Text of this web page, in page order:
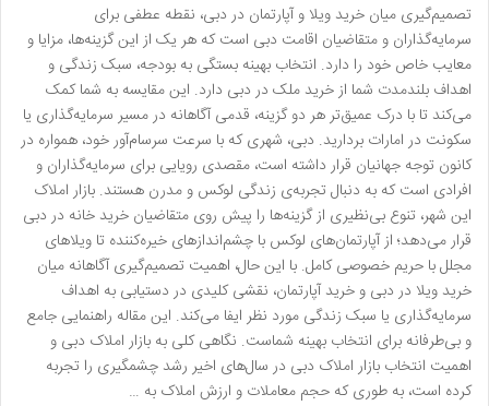
تصمیم‌گیری میان خرید ویلا و آپارتمان در دبی، نقطه عطفی برای
سرمایه‌گذاران و متقاضیان اقامت دبی است که هر یک از این گزینه‌ها، مزایا و
معایب خاص خود را دارد. انتخاب بهینه بستگی به بودجه، سبک زندگی و
اهداف بلندمدت شما از خرید ملک در دبی دارد. این مقایسه به شما کمک
می‌کند تا با درک عمیق‌تر هر دو گزینه، قدمی آگاهانه در مسیر سرمایه‌گذاری یا
سکونت در امارات بردارید. دبی، شهری که با سرعت سرسام‌آور خود، همواره در
کانون توجه جهانیان قرار داشته است، مقصدی رویایی برای سرمایه‌گذاران و
افرادی است که به دنبال تجربه‌ی زندگی لوکس و مدرن هستند. بازار املاک
این شهر، تنوع بی‌نظیری از گزینه‌ها را پیش روی متقاضیان خرید خانه در دبی
قرار می‌دهد؛ از آپارتمان‌های لوکس با چشم‌اندازهای خیره‌کننده تا ویلاهای
مجلل با حریم خصوصی کامل. با این حال، اهمیت تصمیم‌گیری آگاهانه میان
خرید ویلا در دبی و خرید آپارتمان، نقشی کلیدی در دستیابی به اهداف
سرمایه‌گذاری یا سبک زندگی مورد نظر ایفا می‌کند. این مقاله راهنمایی جامع
و بی‌طرفانه برای انتخاب بهینه شماست. نگاهی کلی به بازار املاک دبی و
اهمیت انتخاب بازار املاک دبی در سال‌های اخیر رشد چشمگیری را تجربه
کرده است، به طوری که حجم معاملات و ارزش املاک به …